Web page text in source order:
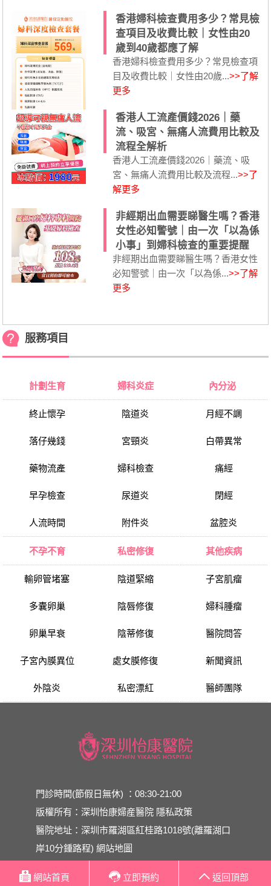
香港婦科檢查費用多少？常見檢
查項目及收費比較｜女性由20
歲到40歲都應了解
香港婦科檢查費用多少？常見檢查項
目及收費比較｜女性由20歲...>>了解
更多
香港人工流產價錢2026｜藥
流、吸宮、無痛人流費用比較及
流程全解析
香港人工流產價錢2026｜藥流、吸
宮、無痛人流費用比較及流程...>>了
解更多
非經期出血需要睇醫生嗎？香港
女性必知警號｜由一次「以為係
小事」到婦科檢查的重要提醒
非經期出血需要睇醫生嗎？香港女性
必知警號｜由一次「以為係...>>了解
更多
服務項目
計劃生育
終止懷孕
落仔幾錢
藥物流產
早孕檢查
人流時間
婦科炎症
陰道炎
宮頸炎
婦科檢查
尿道炎
附件炎
內分泌
月經不調
白帶異常
痛經
閉經
盆腔炎
不孕不育
輸卵管堵塞
多囊卵巢
卵巢早衰
子宮內膜異位
外陰炎
私密修復
陰道緊縮
陰唇修復
陰蒂修復
處女膜修復
私密漂紅
其他疾病
子宮肌瘤
婦科腫瘤
醫院問答
新聞資訊
醫師團隊
門診時間(節假日無休) ：08:30-21:00
版權所有：深圳怡康婦産醫院 隱私政策
醫院地址：深圳市羅湖區紅桂路1018號(離羅湖口
岸10分鍾路程)網站地圖
網站首頁 立即預約 返回頂部